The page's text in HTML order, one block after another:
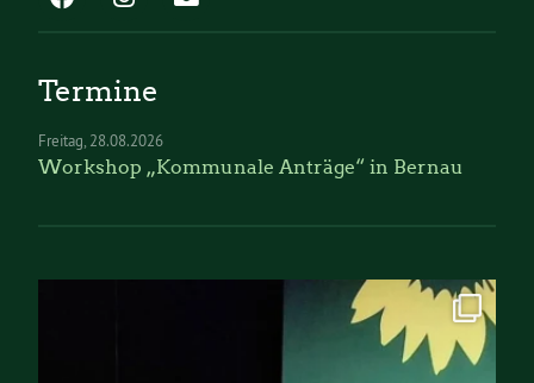
Termine
Freitag 28.08.2026
Workshop „Kommunale Anträge“ in Bernau